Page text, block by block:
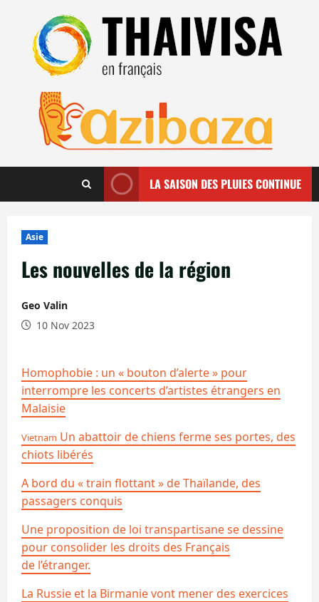
contenu
LA SAISON DES PLUIES CONTINUE
Asie
Les nouvelles de la région
Geo Valin
10 Nov 2023
Homophobie : un « bouton d’alerte » pour
interrompre les concerts d’artistes étrangers en
Malaisie
Vietnam Un abattoir de chiens ferme ses portes, des
chiots libérés
A bord du « train flottant » de Thaïlande, des
passagers conquis
Une proposition de loi transpartisane se dessine
pour consolider les droits des Français
de l’étranger.
La Russie et la Birmanie vont mener des exercices